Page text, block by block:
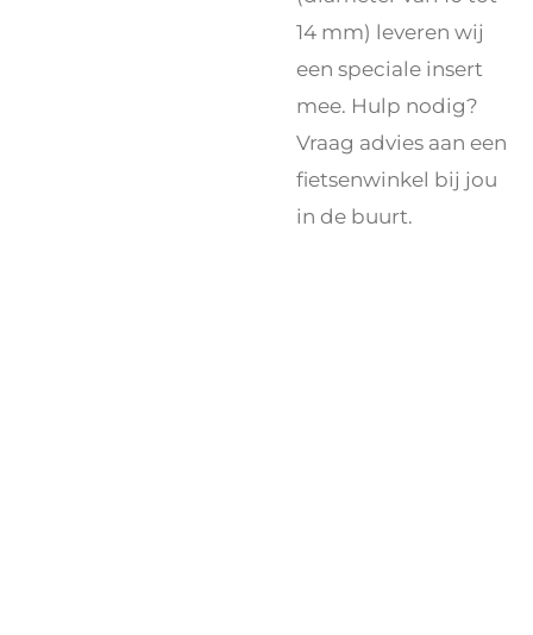
14 mm) leveren wij
een speciale insert
mee. Hulp nodig?
Vraag advies aan een
fietsenwinkel bij jou
in de buurt.